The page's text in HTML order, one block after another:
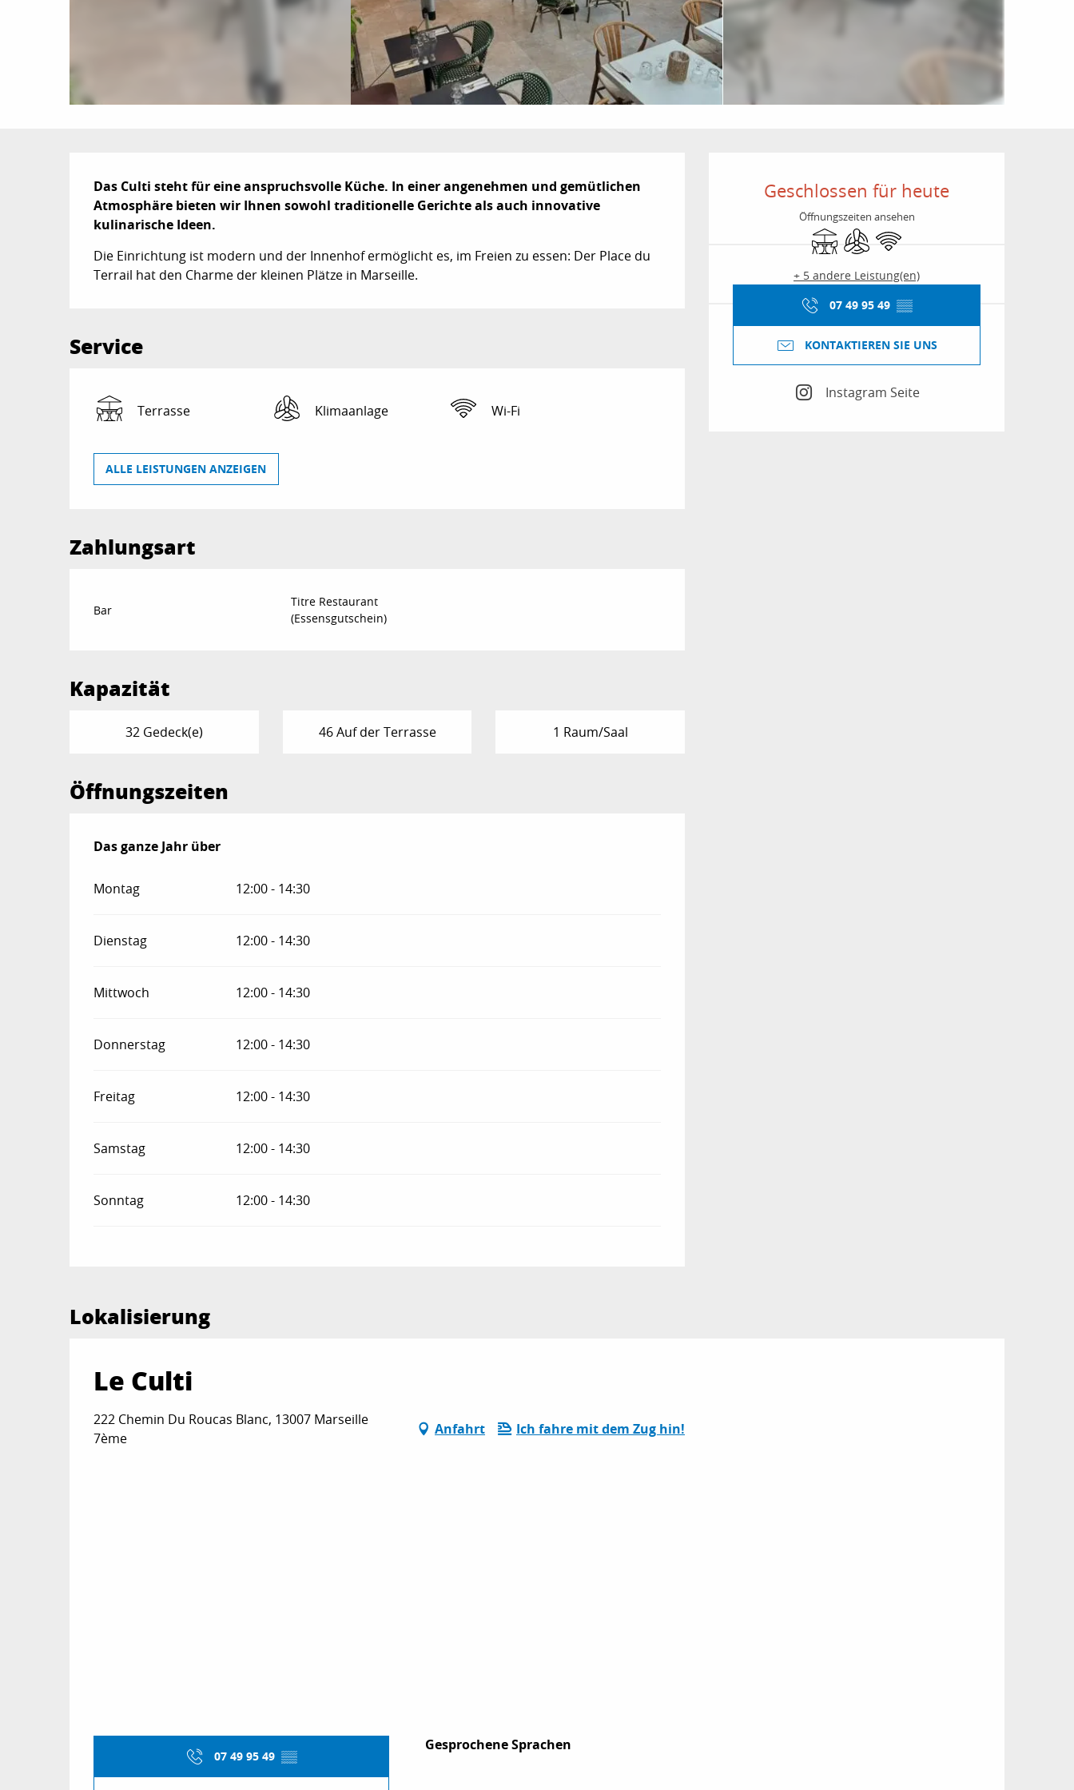
Öffnungszeiten &
Geschlossen für heute
Öffnungszeiten ansehen
TerrasseKlimaanlage
Wi-Fi
+ 5 andere Leistung(en)
07 49 95 49 ▒▒
KONTAKTIEREN SIE UNS
Instagram Seite
Beschreibung
Das Culti steht für eine anspruchsvolle Küche. In einer angenehmen und gemütlichen
Atmosphäre bieten wir Ihnen sowohl traditionelle Gerichte als auch innovative
kulinarische Ideen.
Die Einrichtung ist modern und der Innenhof ermöglicht es, im Freien zu essen: Der Place du
Terrail hat den Charme der kleinen Plätze in Marseille.
Service
Terrasse Klimaanlage Wi-Fi
ALLE LEISTUNGEN ANZEIGEN
Zahlungsart
Bar
Titre Restaurant
(Essensgutschein)
Kapazität
32 Gedeck(e) 46 Auf der Terrasse 1 Raum/Saal
Öffnungszeiten
Das ganze Jahr über
Das ganze Jahr über
Montag 12:00 - 14:30
Dienstag 12:00 - 14:30
Mittwoch 12:00 - 14:30
Donnerstag 12:00 - 14:30
Freitag 12:00 - 14:30
Samstag 12:00 - 14:30
Sonntag 12:00 - 14:30
Lokalisierung
Le Culti
222 Chemin Du Roucas Blanc, 13007 Marseille
7ème
Anfahrt Ich fahre mit dem Zug hin!
07 49 95 49 ▒▒
Gesprochene Sprachen
Gesprochene Sprachen